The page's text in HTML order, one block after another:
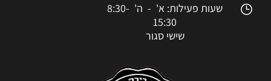
שעות פעילות: א' - ה' 8:30-
15:30
שישי סגור